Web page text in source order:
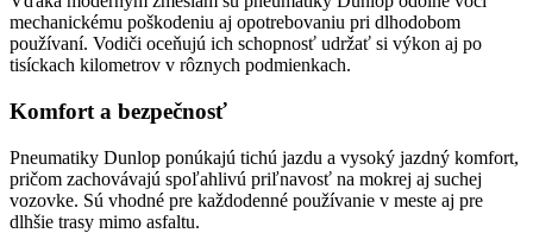
mechanickému poškodeniu aj opotrebovaniu pri dlhodobom
používaní. Vodiči oceňujú ich schopnosť udržať si výkon aj po
tisíckach kilometrov v rôznych podmienkach.
Komfort a bezpečnosť
Pneumatiky Dunlop ponúkajú tichú jazdu a vysoký jazdný komfort,
pričom zachovávajú spoľahlivú priľnavosť na mokrej aj suchej
vozovke. Sú vhodné pre každodenné používanie v meste aj pre
dlhšie trasy mimo asfaltu.